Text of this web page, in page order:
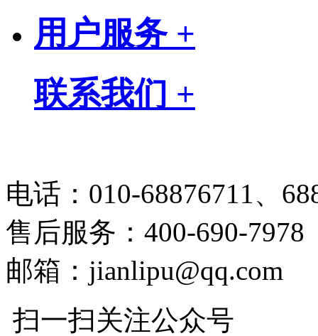
用户服务 +
联系我们 +
电话：010-68876711、
售后服务：400-690-7978
邮箱：jianlipu@qq.com
扫一扫关注公众号